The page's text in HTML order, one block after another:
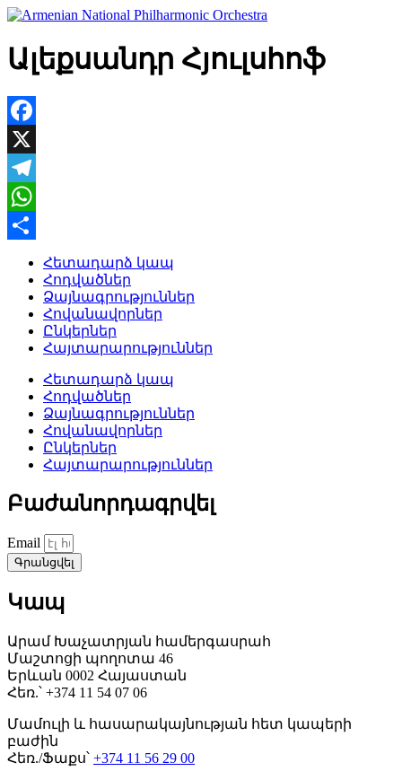
Skip
content
Ալեքսանդր Հյուլսհոֆ
Facebook
X
Telegram
WhatsApp
Հետադարձ կապ
Հոդվածներ
Ձայնագրություններ
Հովանավորներ
Ընկերներ
Հայտարարություններ
Հետադարձ կապ
Հոդվածներ
Ձայնագրություններ
Հովանավորներ
Ընկերներ
Հայտարարություններ
Բաժանորդագրվել
Email
Գրանցվել
Կապ
Արամ Խաչատրյան համերգասրահ
Մաշտոցի պողոտա 46
Երևան 0002 Հայաստան
Հեռ.՝ +374 11 54 07 06
Մամուլի և հասարակայնության հետ կապերի
բաժին
Հեռ./Ֆաքս՝ +374 11 56 29 00